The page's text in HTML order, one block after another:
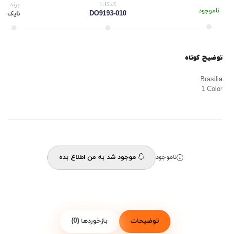
ناموجود
کدکالا:
DO9193-010
برند:
نایک
توضیح کوتاه
Brasilia
1 Color
ناموجود موجود شد به من اطلاع بده
توضیحات بازخوردها (0)